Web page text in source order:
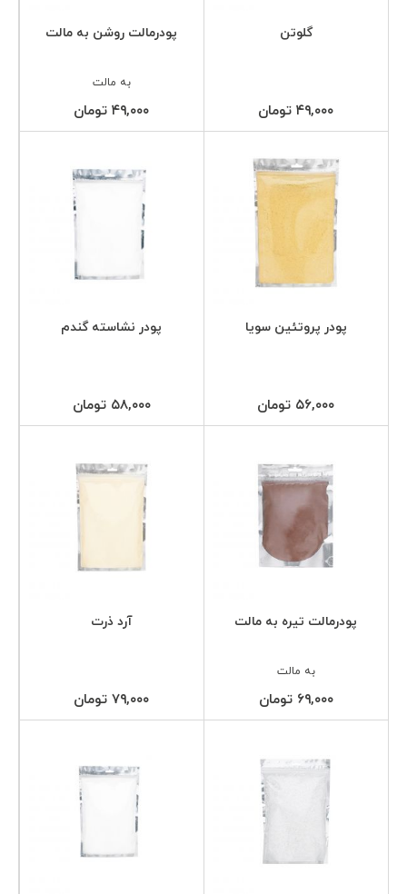
گلوتن
۴۹,۰۰۰ تومان
پودرمالت روشن به مالت
به مالت
۴۹,۰۰۰ تومان
پودر پروتئین سویا
۵۶,۰۰۰ تومان
پودر نشاسته گندم
۵۸,۰۰۰ تومان
پودرمالت تیره به مالت
به مالت
۶۹,۰۰۰ تومان
آرد ذرت
۷۹,۰۰۰ تومان